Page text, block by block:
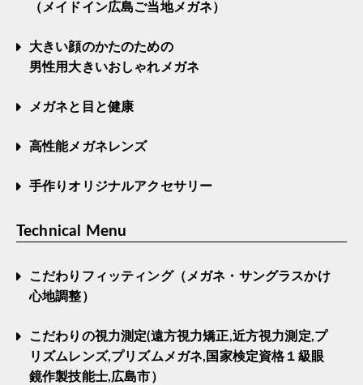
（メイドイン広島ご当地メガネ）
大きい顔のかたのための
男性用大きいおしゃれメガネ
メガネと目と健康
高性能メガネレンズ
手作りオリジナルアクセサリー
Technical Menu
こだわりフィッティング（メガネ・サングラスかけ
心地調整）
こだわりの視力測定(遠方視力矯正,近方視力測定,プ
リズムレンズ,プリズムメガネ,国家検定資格１級眼
鏡作製技能士,広島市）